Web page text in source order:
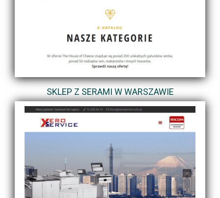
SKLEP Z SERAMI W WARSZAWIE